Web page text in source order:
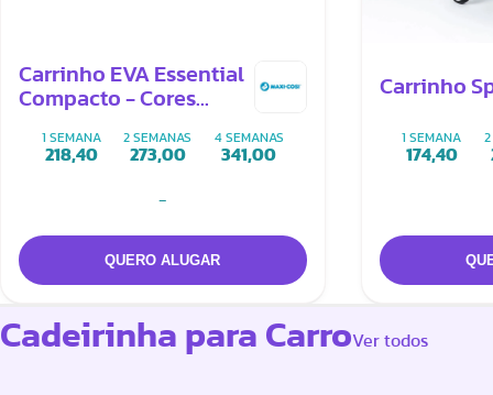
Carrinho EVA Essential
Compacto - Cores
1 SEMANA
218,40
2 SEMANAS
273,00
4 SEMANAS
341,00
-
Carrinho
1 SEMANA
174,40
2
Cadeirinha para CarroVer todos